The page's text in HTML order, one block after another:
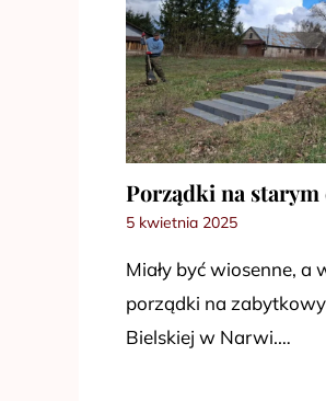
Porządki na
5 kwietnia 2025
Miały być wiosenne, a
porządki na
Bielskiej w Narwi.…